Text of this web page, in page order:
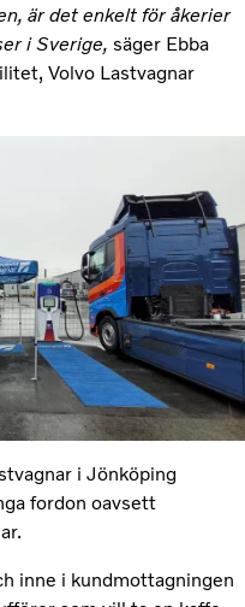
är det enkelt för åkerier
i Sverige, säger Ebba
Volvo Lastvagnar
i Jönköping
fordon oavsett
inne i kundmottagningen